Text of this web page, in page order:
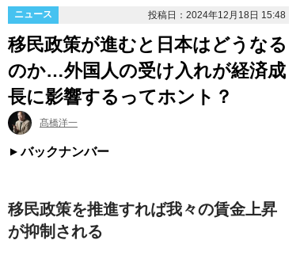
ニュース 投稿日：2024年12月18日 15:48
移民政策が進むと日本はどうなる
のか…外国人の受け入れが経済成
長に影響するってホント？
髙橋洋一
バックナンバー
移民政策を推進すれば我々の賃金上昇
が抑制される